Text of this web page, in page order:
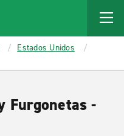
Estados Unidos
Furgonetas -